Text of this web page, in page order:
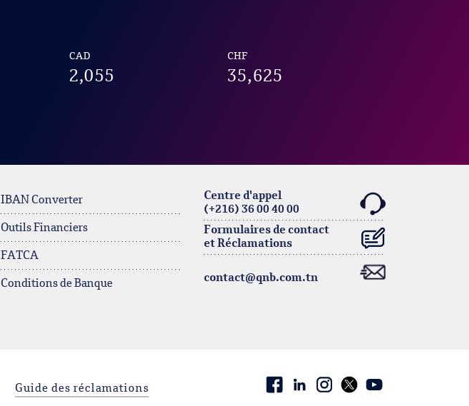
CAD
2,055
CHF
35,625
IBAN Converter
Outils Financiers
FATCA
Conditions de Banque
Centre d'appel
(+216) 36 00 40 00
Formulaires de contact
et Réclamations
contact@qnb.com.tn
Facebook
linkedin
Guide des réclamations